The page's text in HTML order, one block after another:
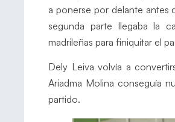
a ponerse por delante antes
segunda parte llegaba la
madrileñas para finiquitar el
Dely Leiva volvía a
Ariadma Molina conseguía
partido.